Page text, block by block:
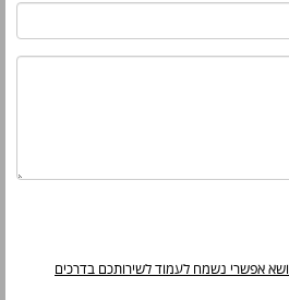
אפשרי נשמח לעמוד לשירותכם בדרכים